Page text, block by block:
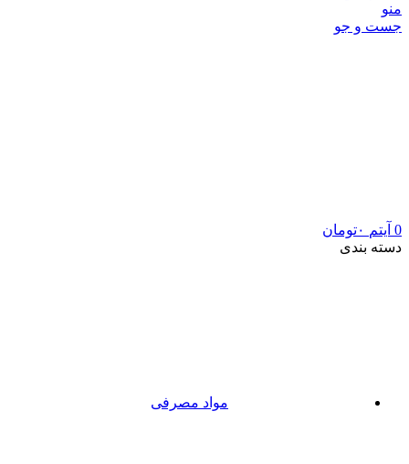
منو
جست و جو
0 آیتم ۰تومان
دسته بندی
مواد مصرفی